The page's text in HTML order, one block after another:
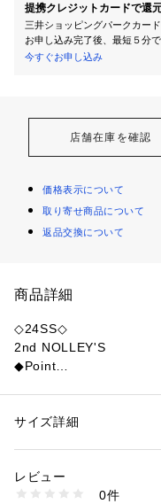
提携クレジットカードで還
三井ショッピングパークカー
お申し込み完了後、最短５分で
今すぐお申し込み
店舗在庫を確認
価格表示について
取り寄せ商品について
返品交換について
商品詳細
◇24SS◇
2nd NOLLEY'S
◆Point
アを使用
スの1枚
・ウエストゴム仕様で
性別：レディース
素材：トリアセテート78%
生産国：日本製
1083400000861
サイズ詳細
レビュー
0件